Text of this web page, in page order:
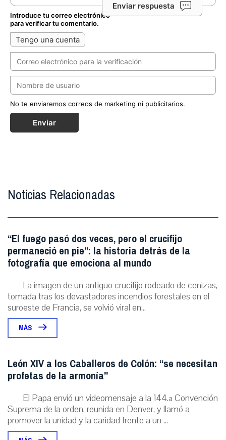
Enviar respuesta
Introduce tu correo electrónico
para verificar tu comentario.
Tengo una cuenta
No te enviaremos correos de marketing ni publicitarios.
Enviar
Noticias Relacionadas
“El fuego pasó dos veces, pero el crucifijo
permaneció en pie”: la historia detrás de la
fotografía que emociona al mundo
La imagen de un antiguo crucifijo rodeado de cenizas,
tomada tras los devastadores incendios forestales en el
suroeste de Francia, se volvió viral en...
MÁS
León XIV a los Caballeros de Colón: “se necesitan
profetas de la armonía”
El Papa envió un videomensaje a la 144.ª Convención
Suprema de la orden, reunida en Denver, y llamó a
promover la unidad y la caridad frente a un ...